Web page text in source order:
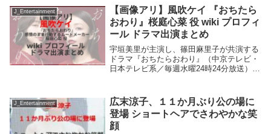
学歴:沖縄国際大学 小禄高校出身嘉島陸
さん...
J_Entertainment
【画像アリ】風吹ケイ 『おちたら
おわり』桜庭心菜 役 wiki プロフィ
ール ドラマ出演まとめ
宇垣美里が主演し、篠田麻里子が共演する
ドラマ『おちたらおわり』（中京テレビ・
日本テレビ系／毎週水曜24時24分放送）の
る“女たちのサバイバルサスペンス”。新築
タワ...
J_Entertainment
広末涼子、１１か月ぶり公の場に
登場 ショートヘアでさわやかな笑
顔